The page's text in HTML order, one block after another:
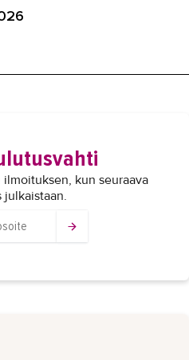
kun seuraava
julkaistaan.